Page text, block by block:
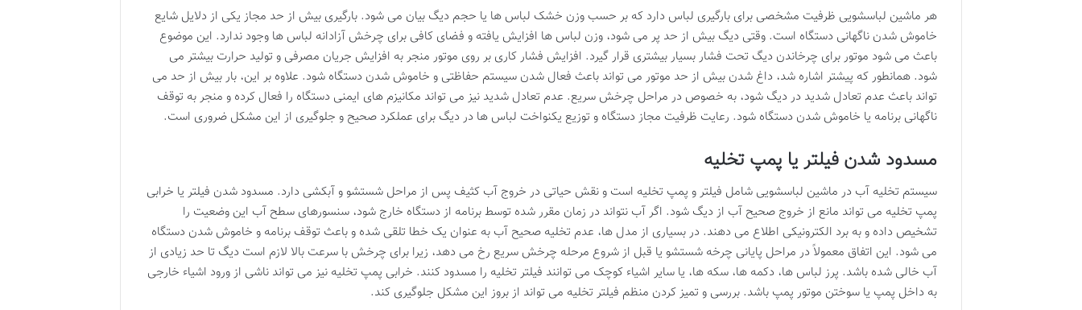
هر ماشین لباسشویی ظرفیت مشخصی برای بارگیری لباس دارد که بر حسب وزن خشک لباس ها یا حجم دیگ بیان می شود. بارگیری بیش از حد مجاز یکی از دلایل شایع
خاموش شدن ناگهانی دستگاه است. وقتی دیگ بیش از حد پر می شود، وزن لباس ها افزایش یافته و فضای کافی برای چرخش آزادانه لباس ها وجود ندارد. این موضوع
باعث می شود موتور برای چرخاندن دیگ تحت فشار بسیار بیشتری قرار گیرد. افزایش فشار کاری بر روی موتور منجر به افزایش جریان مصرفی و تولید حرارت بیشتر می
شود. همانطور که پیشتر اشاره شد، داغ شدن بیش از حد موتور می تواند باعث فعال شدن سیستم حفاظتی و خاموش شدن دستگاه شود. علاوه بر این، بار بیش از حد می
تواند باعث عدم تعادل شدید در دیگ شود، به خصوص در مراحل چرخش سریع. عدم تعادل شدید نیز می تواند مکانیزم های ایمنی دستگاه را فعال کرده و منجر به توقف
ناگهانی برنامه یا خاموش شدن دستگاه شود. رعایت ظرفیت مجاز دستگاه و توزیع یکنواخت لباس ها در دیگ برای عملکرد صحیح و جلوگیری از این مشکل ضروری است.
مسدود شدن فیلتر یا پمپ تخلیه
سیستم تخلیه آب در ماشین لباسشویی شامل فیلتر و پمپ تخلیه است و نقش حیاتی در خروج آب کثیف پس از مراحل شستشو و آبکشی دارد. مسدود شدن فیلتر یا خرابی
پمپ تخلیه می تواند مانع از خروج صحیح آب از دیگ شود. اگر آب نتواند در زمان مقرر شده توسط برنامه از دستگاه خارج شود، سنسورهای سطح آب این وضعیت را
تشخیص داده و به برد الکترونیکی اطلاع می دهند. در بسیاری از مدل ها، عدم تخلیه صحیح آب به عنوان یک خطا تلقی شده و باعث توقف برنامه و خاموش شدن دستگاه
می شود. این اتفاق معمولاً در مراحل پایانی چرخه شستشو یا قبل از شروع مرحله چرخش سریع رخ می دهد، زیرا برای چرخش با سرعت بالا لازم است دیگ تا حد زیادی از
آب خالی شده باشد. پرز لباس ها، دکمه ها، سکه ها، یا سایر اشیاء کوچک می توانند فیلتر تخلیه را مسدود کنند. خرابی پمپ تخلیه نیز می تواند ناشی از ورود اشیاء خارجی
به داخل پمپ یا سوختن موتور پمپ باشد. بررسی و تمیز کردن منظم فیلتر تخلیه می تواند از بروز این مشکل جلوگیری کند.